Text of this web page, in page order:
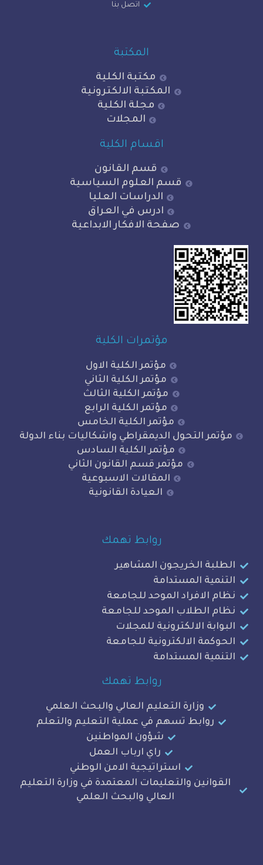
مكتبة الكلية
المكتبة الالكترونية
مجلة الكلية
اقسام الكلية
قسم القانون
قسم العلوم السياسية
الدراسات العليا
ادرس في العراق
صفحة الافكار الابداعية
مؤتمرات الكلية
مؤتمر الكلية الاول
مؤتمر الكلية الثاني
مؤتمر الكلية الثالث
مؤتمر الكلية الرابع
مؤتمر الكلية الخامس
التحول الديمقراطي واشكاليات بناء الدولة
مؤتمر الكلية السادس
مؤتمر قسم القانون الثاني
المقالات الاسبوعية
العيادة القانونية
روابط تهمك
الخريجون المشاهير
المستدامة
الموحد للجامعة
الموحد للجامعة
الالكترونية للمجلات
الالكترونية للجامعة
المستدامة
روابط تهمك
وزارة التعليم العالي والبحث العلمي
تسهم في عملية التعليم والتعلم
شؤون المواطنين
راي ارباب العمل
استراتيجية الامن الوطني
والتعليمات المعتمدة في وزارة التعليم
العالي والبحث العلمي